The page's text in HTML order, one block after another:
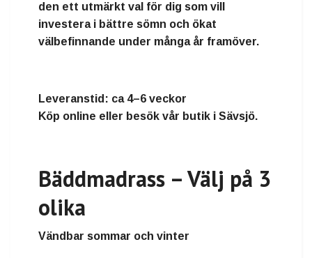
den ett utmärkt val för dig som vill
investera i bättre sömn och ökat
välbefinnande under många år framöver.
Leveranstid: ca 4–6 veckor
Köp online eller besök vår butik i Sävsjö.
Bäddmadrass – Välj på 3
olika
Vändbar sommar och vinter